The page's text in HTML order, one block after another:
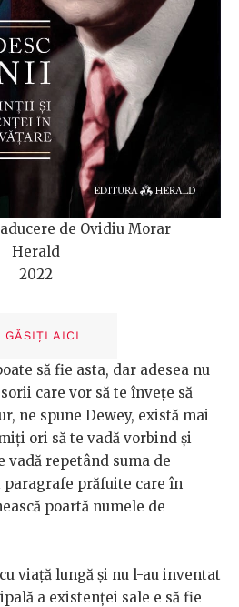
de Ovidiu Morar
Herald
2022
GĂSIȚI AICI
să fie asta, dar adesea nu
care vor să te învețe să
ne spune Dewey, există mai
ori să te vadă vorbind și
vadă repetând suma de
prăfuite care în
poartă numele de
viață lungă și nu l-au inventat
a existenței sale e să fie